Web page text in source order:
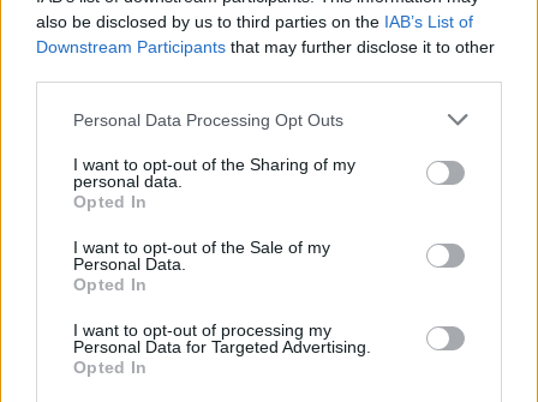
also be disclosed by us to third parties on the IAB’s List of
Downstream Participants that may further disclose it to other
Please note that this website/app uses one or more Google
not limited to your visit or usage behaviour. You may click to
grant or deny consent to Google and its third-party tags to
use your data for below specified purposes in below Google
consent section.
Personal Data Processing Opt Outs
I want to opt-out of the Sharing of my
personal data.
Opted In
I want to opt-out of the Sale of my
Personal Data.
Opted In
I want to opt-out of processing my
Personal Data for Targeted Advertising.
Opted In